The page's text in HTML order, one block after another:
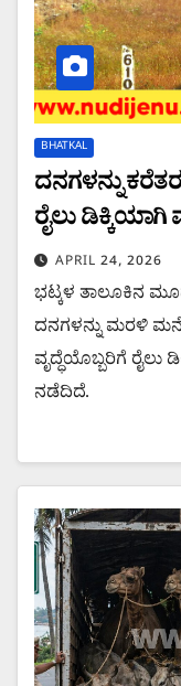
BHATKAL
ದನಗಳನ್ನು
ರೈಲು ಡಿಕ್ಕಿಯಾಗಿ
APRIL 24, 2026
ಭಟ್ಕಳ ತಾಲೂಕಿನ
ದನಗಳನ್ನು ಮರಳಿ
ವೃದ್ಧೆಯೊಬ್ಬರಿಗೆ
ನಡೆದಿದೆ.